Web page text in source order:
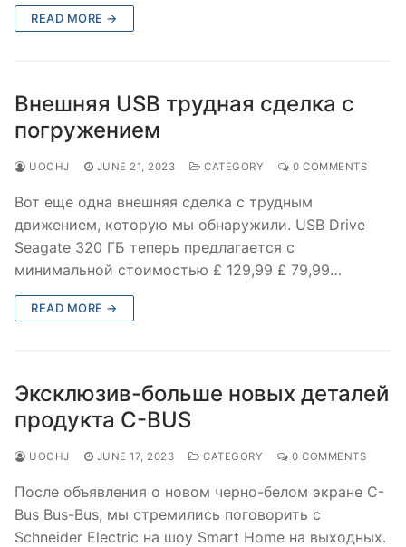
READ MORE →
Внешняя USB трудная сделка с
погружением
UOOHJ JUNE 21, 2023 CATEGORY 0 COMMENTS
Вот еще одна внешняя сделка с трудным
движением, которую мы обнаружили. USB Drive
Seagate 320 ГБ теперь предлагается с
минимальной стоимостью £ 129,99 £ 79,99…
READ MORE →
Эксклюзив-больше новых деталей
продукта C-BUS
UOOHJ JUNE 17, 2023 CATEGORY 0 COMMENTS
После объявления о новом черно-белом экране C-
Bus Bus-Bus, мы стремились поговорить с
Schneider Electric на шоу Smart Home на выходных.